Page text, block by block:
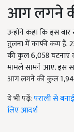
आग लगने
उन्होंने कहा कि इस
तुलना में काफी कम हैं.
की कुल 6,058 घटनाएं
मामले सामने आए. इस
आग लगने की कुल
ये भी पढ़ें:पराली से
लिए आदर्श